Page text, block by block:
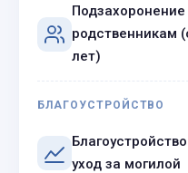
Подзахоронение
родственникам
лет)
БЛАГОУСТРОЙСТВО
уход за могилой